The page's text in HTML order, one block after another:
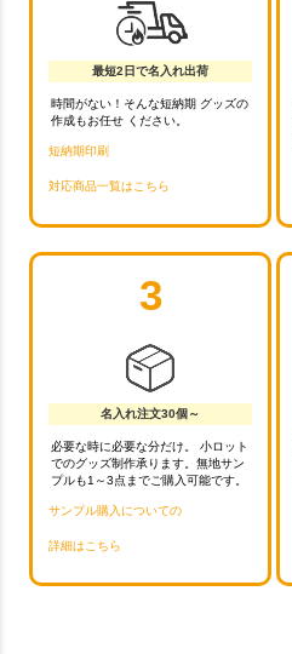
最短2日で名入れ出荷
時間がない！そんな短納期 グッズの
作成もお任せ ください。
短納期印刷
対応商品一覧はこちら
3
名入れ注文30個～
必要な時に必要な分だけ。 小ロット
でのグッズ制作承ります。無地サン
プルも1～3点までご購入可能です。
サンプル購入についての
詳細はこちら